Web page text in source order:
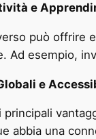
e
può offrire
Ad esempio,
e
principali
abbia una